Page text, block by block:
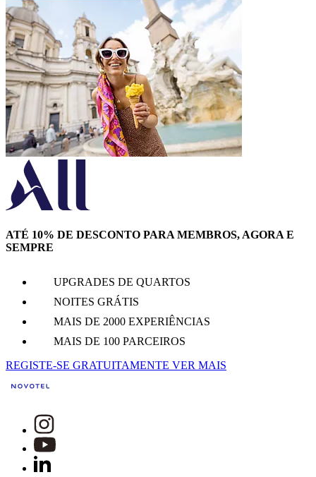
ATÉ 10% DE DESCONTO PARA MEMBROS, AGORA E
SEMPRE
UPGRADES DE QUARTOS
NOITES GRÁTIS
MAIS DE 2000 EXPERIÊNCIAS
MAIS DE 100 PARCEIROS
REGISTE-SE GRATUITAMENTE VER MAIS